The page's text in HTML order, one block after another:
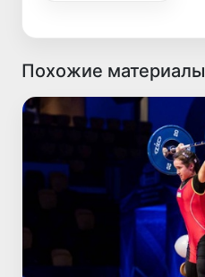
Похожие материалы